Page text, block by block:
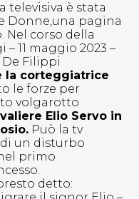
televisiva è stata
Donne,una pagina
Nel corso della
11 maggio 2023 –
Filippi
la corteggiatrice
le forze per
volgarotto
Elio Servo in
Può la tv
un disturbo
primo
detto: